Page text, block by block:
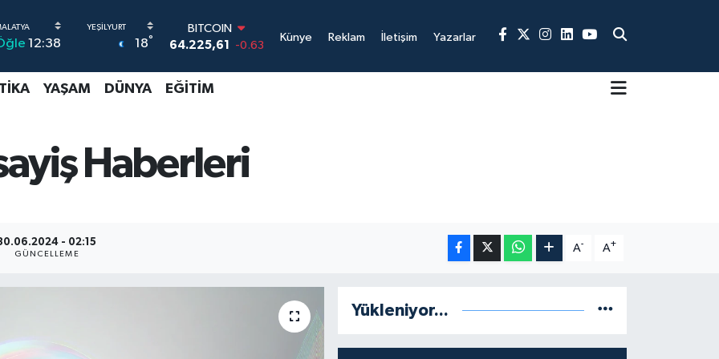
12:38 18°
DOLAR
47,6704
0
55,0406
STERLİN
6510.40
0.45
BİST100
13.799
70
Künye Reklam İletişim Yazarlar
YAŞAM DÜNYA EĞITIM
Haberleri
- 02:15
GÜNCELLEME
A- A+
Yükleniyor...